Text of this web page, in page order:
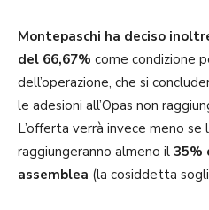
Montepaschi ha deciso
del 66,67% come condizione
dell’operazione, che si
le adesioni all’Opas non
L’offerta verrà invece meno se
raggiungeranno almeno il 35%
assemblea (la cosiddetta